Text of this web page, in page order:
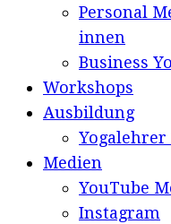
Personal
innen
Business
Workshops
Ausbildung
Yogalehrer
Medien
YouTube
Instagram